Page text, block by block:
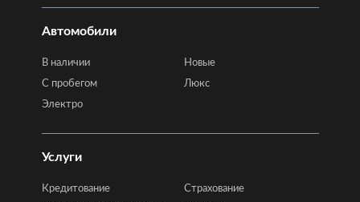
Автомобили
В наличии
Новые
C пробегом
Люкс
Электро
Услуги
Кредитование
Страхование